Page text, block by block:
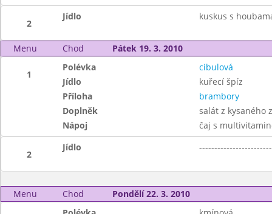
2
Jídlo kuskus s
Menu Chod Pátek 19. 3. 2010
1
Polévka
cibulová
Jídlo
kuřecí špíz
Příloha
brambory
Doplněk
salát z kysaného
Nápoj
čaj s
2
Jídlo
Menu Chod
Pondělí 22. 3. 2010